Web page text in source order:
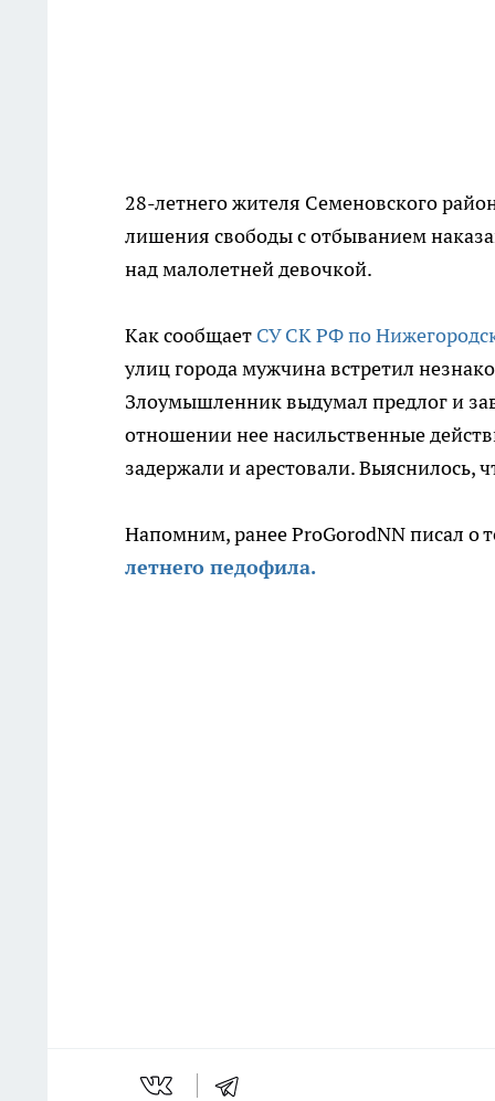
28-летнего жителя Семеновского
лишения свободы с отбыванием
над малолетней девочкой.
Как сообщает СУ СК РФ по
улиц города мужчина встретил
Злоумышленник выдумал предлог и
отношении нее насильственные
задержали и арестовали. Выяснилось,
Напомним, ранее ProGorodNN писал о
летнего педофила.